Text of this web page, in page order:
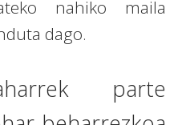
nahiko maila
dago.
parte